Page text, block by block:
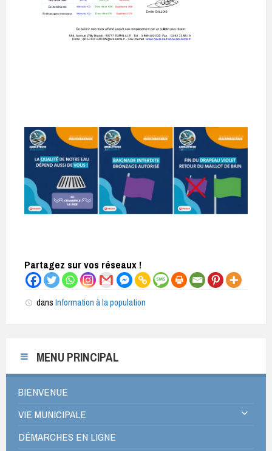
Partagez sur vos réseaux !
dans Information à la population
MENU PRINCIPAL
BIENVENUE
VIE MUNICIPALE
DÉMARCHES EN LIGNE